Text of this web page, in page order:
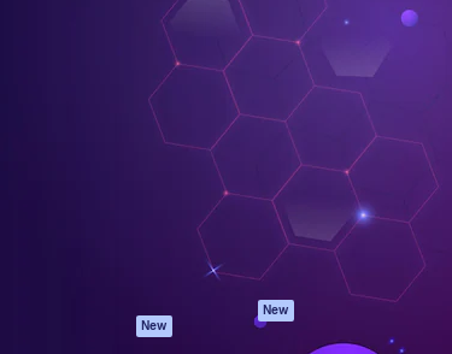
New
Começar
Academy
Documentação
Atendimento
Termos e
condições
Política de
privacidade
Originais New
Política de cookies
Sobre nós
Reviews
Emprego
pesquisa
Blog
Slidesgo